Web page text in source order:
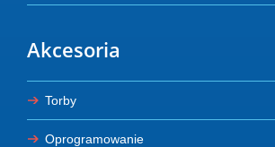
Akcesoria
Torby
Oprogramowanie